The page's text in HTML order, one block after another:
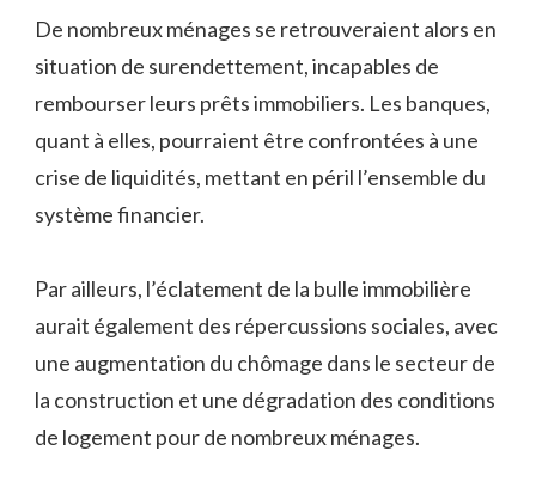
De nombreux ménages se retrouveraient alors en
situation de surendettement, incapables de
rembourser leurs prêts immobiliers. Les banques,
quant à elles, pourraient être confrontées à une
crise de liquidités, mettant en péril l’ensemble du
système financier.
Par ailleurs, l’éclatement de la bulle immobilière
aurait également des répercussions sociales, avec
une augmentation du chômage dans le secteur de
la construction et une dégradation des conditions
de logement pour de nombreux ménages.